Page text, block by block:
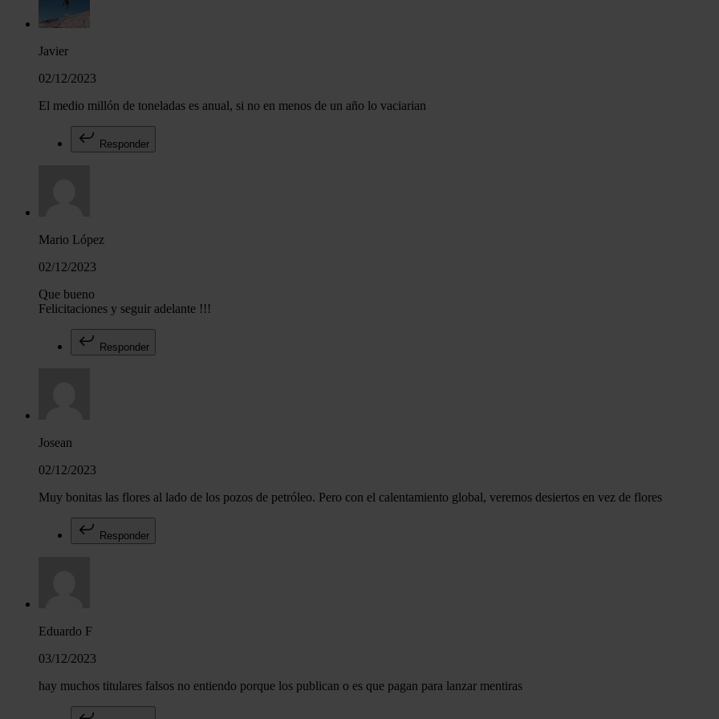
Javier
02/12/2023
El medio millón de toneladas es anual, si no en menos de un año lo vaciarian
Responder
Mario López
02/12/2023
Que bueno
Felicitaciones y seguir adelante !!!
Responder
Josean
02/12/2023
Muy bonitas las flores al lado de los pozos de petróleo. Pero con el calentamiento global, veremos desiertos en vez de flores
Responder
Eduardo F
03/12/2023
hay muchos titulares falsos no entiendo porque los publican o es que pagan para lanzar mentiras